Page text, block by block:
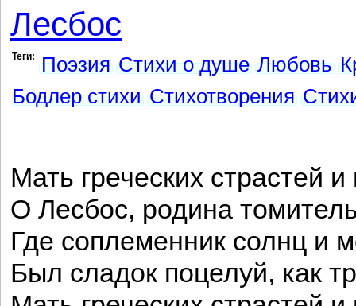
Лесбос
Теги: Поэзия Стихи о душе Любовь
Бодлер стихи Стихотворения
Мать греческих страстей
О Лесбос, родина
Где соплеменник солнц и
Был сладок поцелуй, как